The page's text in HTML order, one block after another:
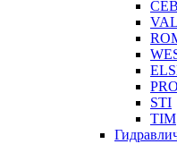
STI
TIM